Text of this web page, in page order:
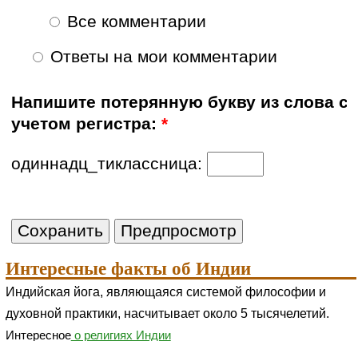
Все комментарии
Ответы на мои комментарии
Напишите потерянную букву из слова с
учетом регистра:*
одиннадц_тиклассница:
Интересные факты об Индии
Индийская йога, являющаяся системой философии и
духовной практики, насчитывает около 5 тысячелетий.
Интересноео религиях Индии